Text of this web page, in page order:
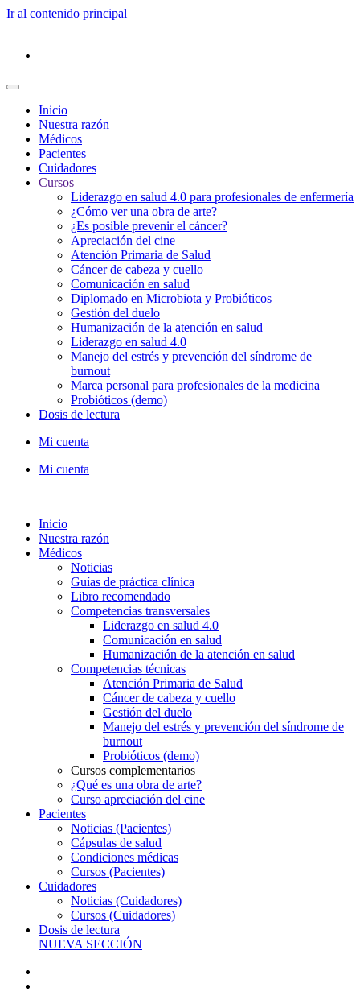
Ir al contenido principal
Inicio
Nuestra razón
Médicos
Pacientes
Cuidadores
Cursos
Liderazgo en salud 4.0 para profesionales de enfermería
¿Cómo ver una obra de arte?
¿Es posible prevenir el cáncer?
Apreciación del cine
Atención Primaria de Salud
Cáncer de cabeza y cuello
Comunicación en salud
Diplomado en Microbiota y Probióticos
Gestión del duelo
Humanización de la atención en salud
Liderazgo en salud 4.0
Manejo del estrés y prevención del síndrome de
burnout
Marca personal para profesionales de la medicina
Probióticos (demo)
Dosis de lectura
Mi cuenta
Mi cuenta
Inicio
Nuestra razón
Médicos
Noticias
Guías de práctica clínica
Libro recomendado
Competencias transversales
Liderazgo en salud 4.0
Comunicación en salud
Humanización de la atención en salud
Competencias técnicas
Atención Primaria de Salud
Cáncer de cabeza y cuello
Gestión del duelo
Manejo del estrés y prevención del síndrome de
burnout
Probióticos (demo)
Cursos complementarios
¿Qué es una obra de arte?
Curso apreciación del cine
Pacientes
Noticias (Pacientes)
Cápsulas de salud
Condiciones médicas
Cursos (Pacientes)
Cuidadores
Noticias (Cuidadores)
Cursos (Cuidadores)
Dosis de lectura
NUEVA SECCIÓN